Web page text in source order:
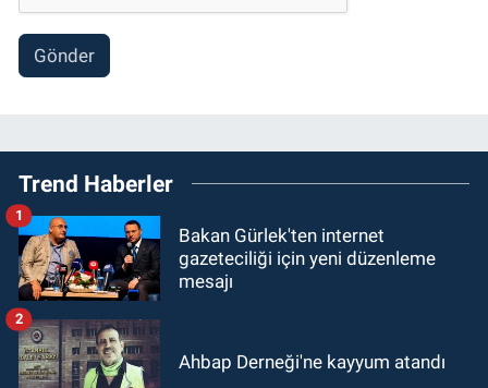
Gönder
Trend Haberler
Bakan Gürlek'ten internet
gazeteciliği için yeni düzenleme
mesajı
1
Ahbap Derneği'ne kayyum atandı
2